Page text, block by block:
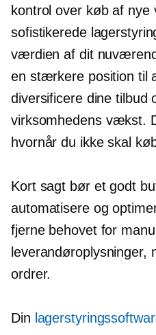
kontrol over køb af nye
sofistikerede
værdien af ​​dit
en stærkere position til
diversificere dine tilbud
virksomhedens vækst.
hvornår du ikke skal
Kort sagt bør et godt
automatisere og
fjerne behovet for
leverandøroplysninger,
ordrer.
Din